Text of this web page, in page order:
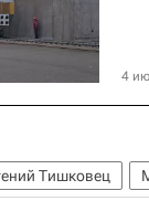
4
Тишковец